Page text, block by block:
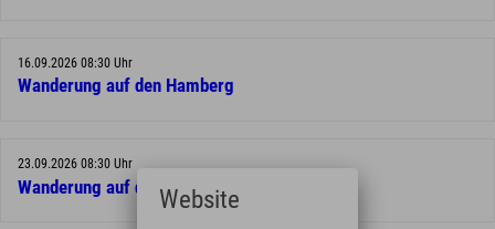
16.09.2026 08:30 Uhr
Wanderung auf den Hamberg
23.09.2026 08:30 Uhr
Wanderung auf den Hamberg
Website